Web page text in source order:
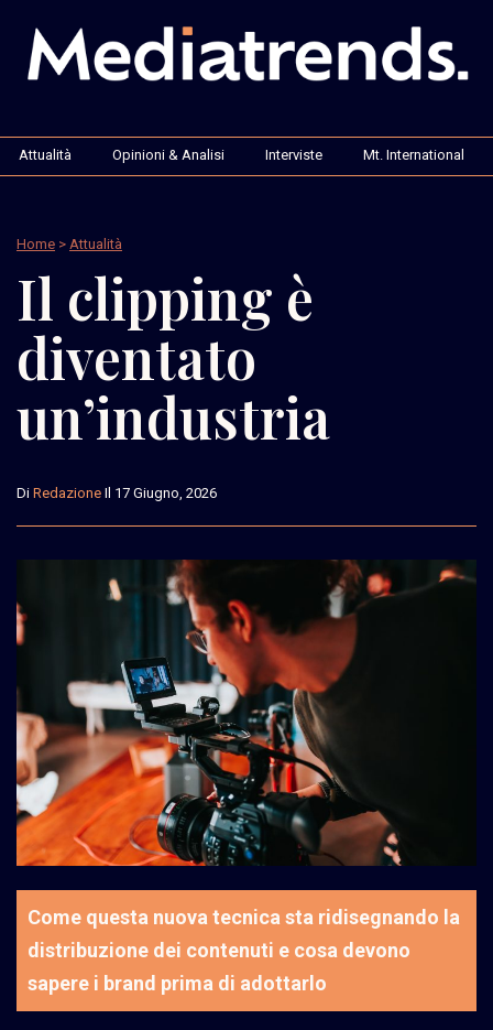
Attualità Opinioni & Analisi Interviste Mt. International
Home > Attualità
Il clipping è
diventato
un’industria
Di Redazione Il 17 Giugno, 2026
Come questa nuova tecnica sta ridisegnando la
distribuzione dei contenuti e cosa devono
sapere i brand prima di adottarlo